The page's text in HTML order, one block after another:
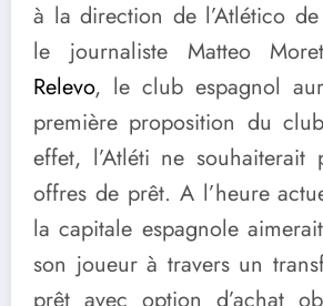
à la direction de l’Atlético
le journaliste Matteo
Relevo, le club espagnol
première proposition du
effet, l’Atléti ne souhaiterait
offres de prêt. A l’heure
la capitale espagnole
son joueur à travers un